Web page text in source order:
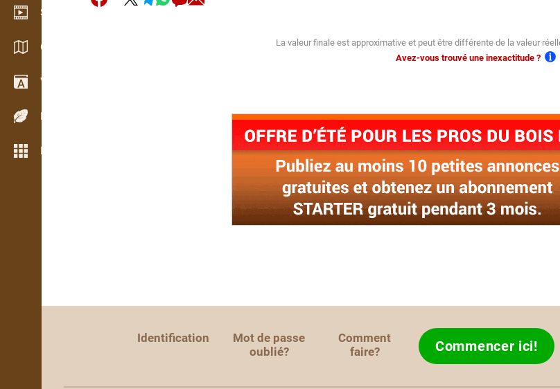
Schowroom vidéo
Catalogues / Brochures
Vocabulaire
Espèces de bois
Plus de fonctions
La valeur finale est approximative et peut être différente de la valeur
Avez-vous trouvé une inexactitude ?
Identification
Mot de passe
oublié?
Comment
faire?
Commencer ici!